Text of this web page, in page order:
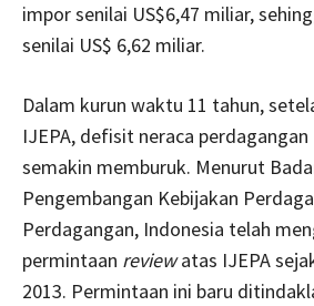
impor senilai US$6,47 miliar,
senilai US$ 6,62 miliar.
Dalam kurun waktu 11 tahun,
IJEPA, defisit neraca
semakin memburuk. Menurut
Pengembangan Kebijakan
Perdagangan, Indonesia telah
permintaan reviewatas IJEPA
2013. Permintaan ini baru